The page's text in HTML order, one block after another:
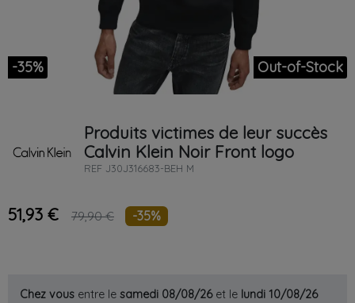
-35% Out-of-Stock
Produits victimes de leur succès
Calvin Klein Noir Front logo
REF J30J316683-BEH M
51,93 € 79,90 € -35%
Chez vous entre le samedi 08/08/26et le lundi 10/08/26